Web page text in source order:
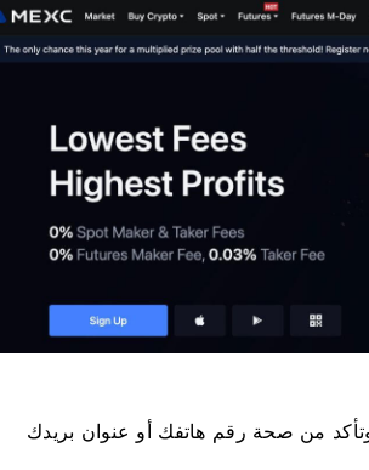
من صحة رقم هاتفك أو عنوان بريدك